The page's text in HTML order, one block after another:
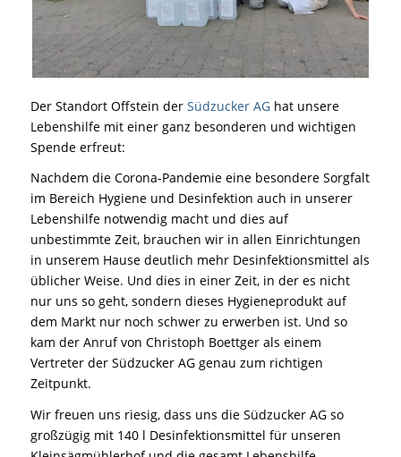
Der Standort Offstein der Südzucker AGhat unsere
Lebenshilfe mit einer ganz besonderen und wichtigen
Spende erfreut:
Nachdem die Corona-Pandemie eine besondere Sorgfalt
im Bereich Hygiene und Desinfektion auch in unserer
Lebenshilfe notwendig macht und dies auf
unbestimmte Zeit, brauchen wir in allen Einrichtungen
in unserem Hause deutlich mehr Desinfektionsmittel als
üblicher Weise. Und dies in einer Zeit, in der es nicht
nur uns so geht, sondern dieses Hygieneprodukt auf
dem Markt nur noch schwer zu erwerben ist. Und so
kam der Anruf von Christoph Boettger als einem
Vertreter der Südzucker AG genau zum richtigen
Zeitpunkt.
Wir freuen uns riesig, dass uns die Südzucker AG so
großzügig mit 140 l Desinfektionsmittel für unseren